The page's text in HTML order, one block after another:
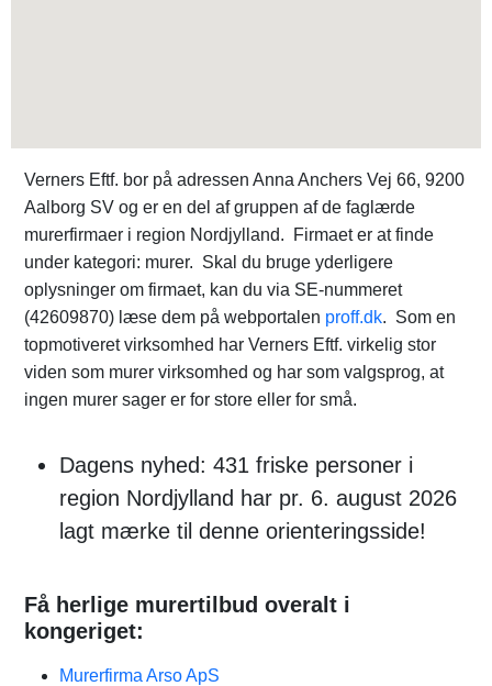
Verners Eftf. bor på adressen Anna Anchers Vej 66, 9200
Aalborg SV og er en del af gruppen af de faglærde
murerfirmaer i region Nordjylland. Firmaet er at finde
under kategori: murer. Skal du bruge yderligere
oplysninger om firmaet, kan du via SE-nummeret
(42609870) læse dem på webportalen proff.dk. Som en
topmotiveret virksomhed har Verners Eftf. virkelig stor
viden som murer virksomhed og har som valgsprog, at
ingen murer sager er for store eller for små.
Dagens nyhed: 431 friske personer i
region Nordjylland har pr. 6. august 2026
lagt mærke til denne orienteringsside!
Få herlige murertilbud overalt i
kongeriget:
Murerfirma Arso ApS